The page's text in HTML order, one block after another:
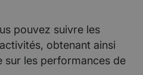
pouvez suivre les
obtenant ainsi
sur les performances de